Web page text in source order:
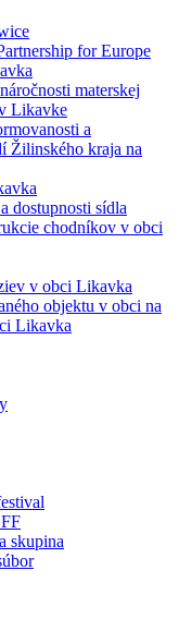
for Europe
materskej
Likavke
a
Žilinského kraja na
dostupnosti sídla
chodníkov v obci
v obci Likavka
objektu v obci na
Likavka
skupina